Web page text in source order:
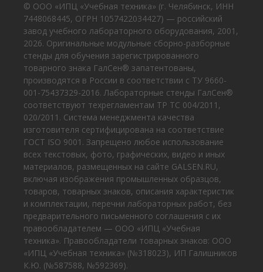
© ООО «ИПЦ «Учебная техника» (г. Челябинск, ИНН
7448068445, ОГРН 1057422034427) — российский
завод учебного лабораторного оборудования, 2001,
2026. Оригинальные модульные сборно-разборные
стенды для обучения зарегистрированного
товарного знака ГалСен® запатентованы,
производятся в России в соответствии с ТУ 9660-
001-75437329-2016. Лабораторные стенды ГалСен®
соответствуют техрегламентам ТР ТС 004/2011,
020/2011. Система менеджмента качества
изготовителя сертифицирована на соответствие
ГОСТ ISO 9001. Запрещено любое использование
всех текстовых, фото, графических, видео и иных
материалов, размещенных на сайте GALSEN.RU,
включая изображения промышленных образцов,
товаров, товарных знаков, описания характеристик
и комплектации, перечни лабораторных работ, без
предварительного письменного соглашения с их
правообладателем — ООО «ИПЦ «Учебная
техника». Правообладатели товарных знаков: ООО
«ИПЦ «Учебная техника» (№318023), ИП Галишников
К.Ю. (№587588, №592369).